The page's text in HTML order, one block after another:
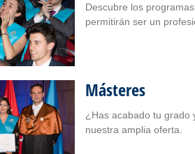
Descubre los
permitirán ser un
Másteres
¿Has acabado tu grado
nuestra